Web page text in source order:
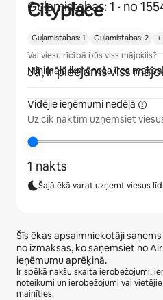
Guļamistabas: 1 · no
Vai viesu rīcībā būs viss mājoklis?
Jā, ir pieejams viss
Uz cik naktīm uzņemsiet
1 nakts
Šajā ēkā varat uzņemt viesus
Šīs ēkas apsaimniekotāji saņems
no izmaksas, ko saņemsiet no
ieņēmumu aprēķinā.
Ir spēkā nakšu skaita ierobežojumi,
noteikumi un ierobežojumi vai
mainīties.
Cityplace
Guļamistabas: 1 Guļamistabas: 2 +
Minimālā ikmēneša īres maksa
Vidējie ieņēmumi nedēļā